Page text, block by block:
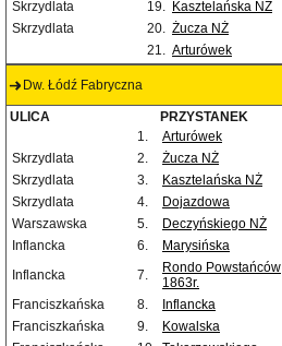
Skrzydlata
19. Kasztelańska NŻ
Skrzydlata
20. Żucza NŻ
21. Arturówek
Dw. Łódź Fabryczna
ULICA PRZYSTANEK
1.
Arturówek
Skrzydlata
2.
Żucza NŻ
Skrzydlata
3.
Kasztelańska NŻ
Skrzydlata
4.
Dojazdowa
Warszawska
5. Deczyńskiego NŻ
Inflancka
6. Marysińska
Inflancka
7.
Rondo Powstańców
1863r.
Franciszkańska 8. Inflancka
Franciszkańska
9. Kowalska